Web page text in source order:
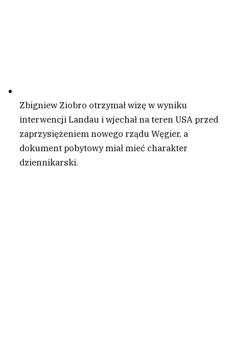
Zbigniew Ziobro otrzymał wizę w wyniku
interwencji Landau i wjechał na teren USA przed
zaprzysiężeniem nowego rządu Węgier, a
dokument pobytowy miał mieć charakter
dziennikarski.